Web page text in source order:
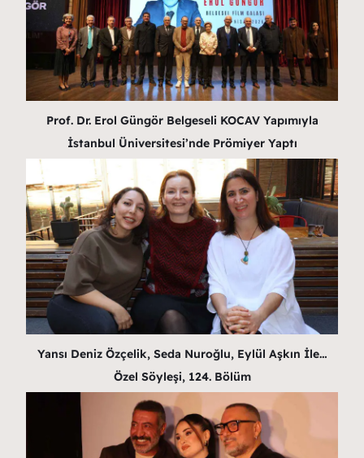
Prof. Dr. Erol Güngör Belgeseli KOCAV Yapımıyla
İstanbul Üniversitesi’nde Prömiyer Yaptı
Yansı Deniz Özçelik, Seda Nuroğlu, Eylül Aşkın İle…
Özel Söyleşi, 124. Bölüm